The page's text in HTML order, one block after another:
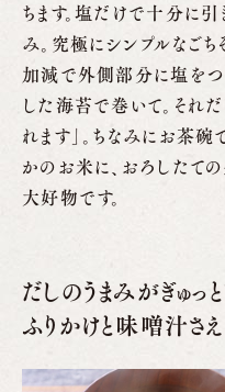
ちます。塩だけで十分に引
み。究極にシンプルなごち
加減で外側部分に塩をつ
した海苔で巻いて。それ
れます」。ちなみにお茶碗
かのお米に、おろしたて
大好物です。
だしのうまみがぎゅっ
ふりかけと味噌汁さ